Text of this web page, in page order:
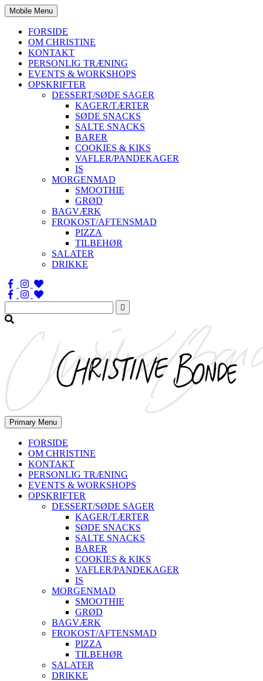
Mobile Menu
FORSIDE
OM CHRISTINE
KONTAKT
PERSONLIG TRÆNING
EVENTS & WORKSHOPS
OPSKRIFTER
DESSERT/SØDE SAGER
KAGER/TÆRTER
SØDE SNACKS
SALTE SNACKS
BARER
COOKIES & KIKS
VAFLER/PANDEKAGER
IS
MORGENMAD
SMOOTHIE
GRØD
BAGVÆRK
FROKOST/AFTENSMAD
PIZZA
TILBEHØR
SALATER
DRIKKE
Søg
efter:
Primary Menu
FORSIDE
OM CHRISTINE
KONTAKT
PERSONLIG TRÆNING
EVENTS & WORKSHOPS
OPSKRIFTER
DESSERT/SØDE SAGER
KAGER/TÆRTER
SØDE SNACKS
SALTE SNACKS
BARER
COOKIES & KIKS
VAFLER/PANDEKAGER
IS
MORGENMAD
SMOOTHIE
GRØD
BAGVÆRK
FROKOST/AFTENSMAD
PIZZA
TILBEHØR
SALATER
DRIKKE